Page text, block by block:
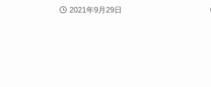
2021年9月29日